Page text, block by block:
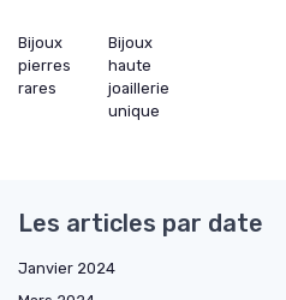
Bijoux
pierres
rares
Bijoux
haute
joaillerie
unique
Les articles par date
Janvier 2024